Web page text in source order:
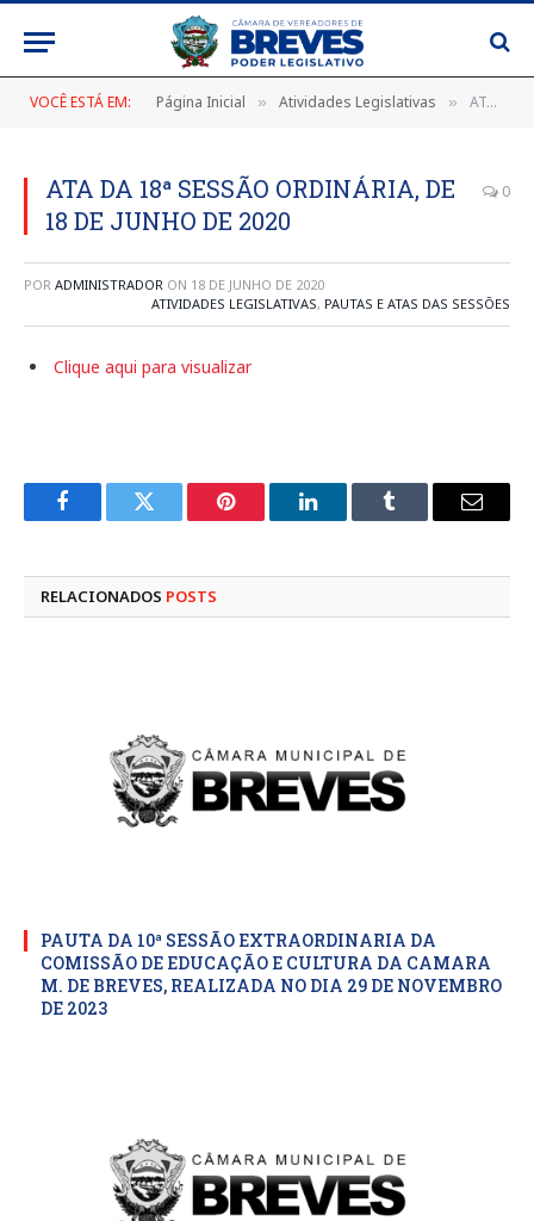
VOCÊ ESTÁ EM: Página Inicial » Atividades Legislativas » ATA DA 18ª SESSÃO ORDINÁRIA, DE 18 DE JUNHO DE 2020
ATA DA 18ª SESSÃO ORDINÁRIA, DE
18 DE JUNHO DE 2020
0
POR ADMINISTRADOR ON 18 DE JUNHO DE 2020
ATIVIDADES LEGISLATIVAS, PAUTAS E ATAS DAS SESSÕES
Clique aqui para visualizar
FacebookTwitter Pinterest LinkedInTumblr
E-
RELACIONADOS POSTS
PAUTA DA 10ª SESSÃO EXTRAORDINARIA DA
COMISSÃO DE EDUCAÇÃO E CULTURA DA CAMARA
M. DE BREVES, REALIZADA NO DIA 29 DE NOVEMBRO
DE 2023